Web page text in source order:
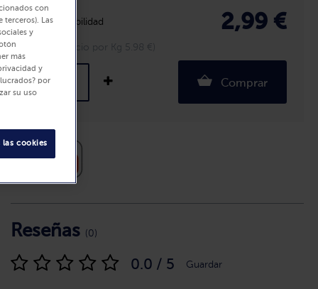
Disponibilidad 2,99 €
500 g (Precio por Kg 5.98 €)
Comprar
Reseñas (0)
0.0 / 5 Guardar
con
terceros). Las
y
más
y
por
su uso
las cookies